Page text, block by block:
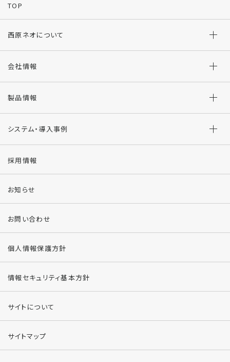
TOP
西原ネオについて
会社情報
製品情報
システム・導入事例
採用情報
お知らせ
お問い合わせ
個人情報保護方針
情報セキュリティ基本方針
サイトについて
サイトマップ